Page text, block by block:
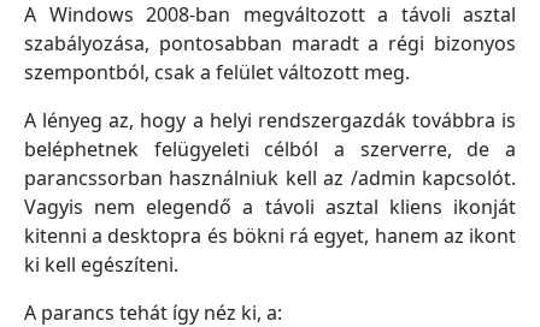
A Windows 2008-ban megváltozott a távoli asztal
szabályozása, pontosabban maradt a régi bizonyos
szempontból, csak a felület változott meg.
A lényeg az, hogy a helyi rendszergazdák továbbra is
beléphetnek felügyeleti célból a szerverre, de a
parancssorban használniuk kell az /admin kapcsolót.
Vagyis nem elegendő a távoli asztal kliens ikonját
kitenni a desktopra és bökni rá egyet, hanem az ikont
ki kell egészíteni.
A parancs tehát így néz ki, a: